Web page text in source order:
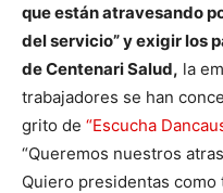
que están atravesando
del servicio” y exigir los
de Centenari Salud, la
trabajadores se han
grito de “Escucha
“Queremos nuestros
Quiero presidentas como